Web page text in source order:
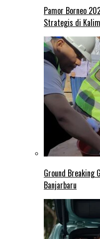
Pamor Borneo
Strategis di
Ground Breaking
Banjarbaru